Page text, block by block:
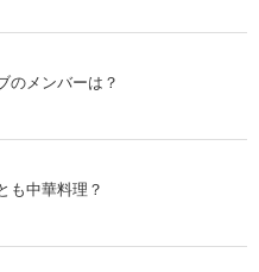
のメンバーは？
も中華料理？